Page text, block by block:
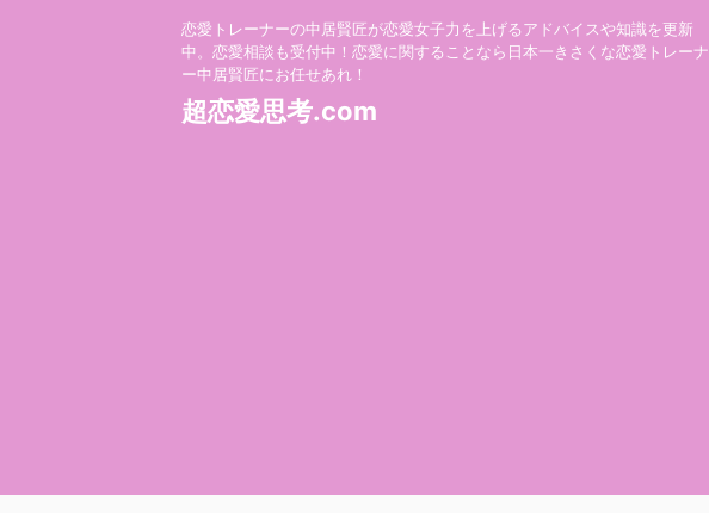
恋愛トレーナーの中居賢匠が恋愛女子力を上げるアドバイスや知識を更新
中。恋愛相談も受付中！恋愛に関することなら日本一きさくな恋愛トレーナ
ー中居賢匠にお任せあれ！
超恋愛思考.com